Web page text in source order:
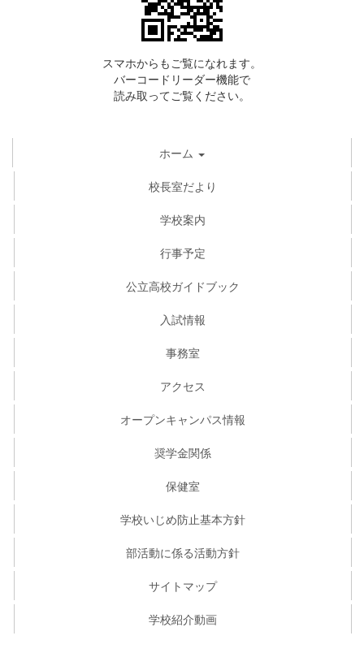
スマホからもご覧になれます。
バーコードリーダー機能で
読み取ってご覧ください。
ホーム
校長室だより
学校案内
行事予定
公立高校ガイドブック
入試情報
事務室
アクセス
オープンキャンパス情報
奨学金関係
保健室
学校いじめ防止基本方針
部活動に係る活動方針
サイトマップ
学校紹介動画